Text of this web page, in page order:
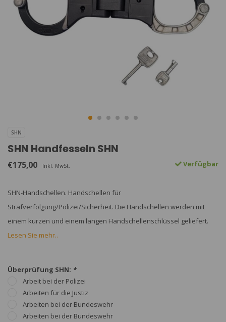
SHN
SHN Handfesseln SHN
€175,00 Inkl. MwSt. Verfügbar
SHN-Handschellen. Handschellen für
Strafverfolgung/Polizei/Sicherheit. Die Handschellen werden mit
einem kurzen und einem langen Handschellenschlüssel geliefert.
Lesen Sie mehr..
Überprüfung SHN: *
Arbeit bei der Polizei
Arbeiten für die Justiz
Arbeiten bei der Bundeswehr
Arbeiten bei der Bundeswehr